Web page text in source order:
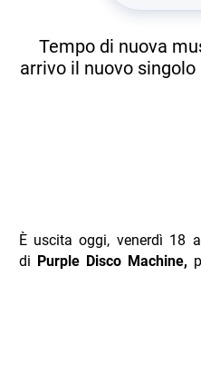
Tempo di nuova
arrivo il nuovo singolo
È uscita oggi, venerdì 18
di Purple Disco Machine,